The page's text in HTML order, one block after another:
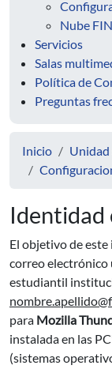
Nube
Servicios
Salas
Política de
Preguntas
Inicio
Unidad
El objetivo de
correo
estudiantil
para Mozilla
instalada en las
(sistemas